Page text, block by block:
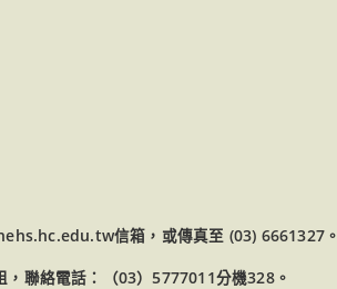
信箱，或傳真至 (03) 6661327。
聯絡電話：（03）5777011分機328。